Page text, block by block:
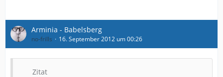
Arminia - Babelsberg
no-frills 16. September 2012 um 00:26
Zitat